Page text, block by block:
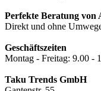
Perfekte Beratung von
Direkt und ohne
Geschäftszeiten
Montag - Freitag: 9.00 -
Taku Trends GmbH